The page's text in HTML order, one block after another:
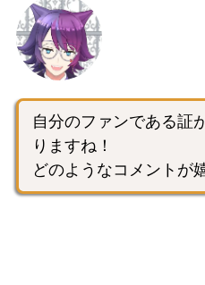
自分のファンである証
りますね！
どのようなコメントが